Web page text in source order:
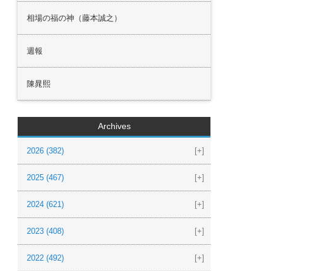
相場の福の神（藤本誠之）
週報
陳晁熙
Archives
[+]
2026 (382)
[+]
2025 (467)
[+]
2024 (621)
[+]
2023 (408)
[+]
2022 (492)